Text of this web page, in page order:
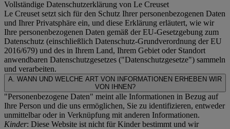
Vollständige Datenschutzerklärung von Le Creuset
Le Creuset setzt sich für den Schutz Ihrer personenbezogenen Daten
und Ihrer Privatsphäre ein, und diese Erklärung erläutert, wie wir
Ihre personenbezogenen Daten gemäß der EU-Gesetzgebung zum
Datenschutz (einschließlich Datenschutz-Grundverordnung der EU
2016/679) und des in Ihrem Land, Ihrem Gebiet oder Standort
anwendbaren Datenschutzgesetzes ("Datenschutzgesetze") sammeln
und verarbeiten.
A. WANN UND WELCHE ART VON INFORMATIONEN ERHEBEN WIR
VON IHNEN?
"Personenbezogene Daten" meint alle Informationen in Bezug auf
Ihre Person und die uns ermöglichen, Sie zu identifizieren, entweder
unmittelbar oder in Verknüpfung mit anderen Informationen.
Kinder: Diese Website ist nicht für Kinder bestimmt und wir